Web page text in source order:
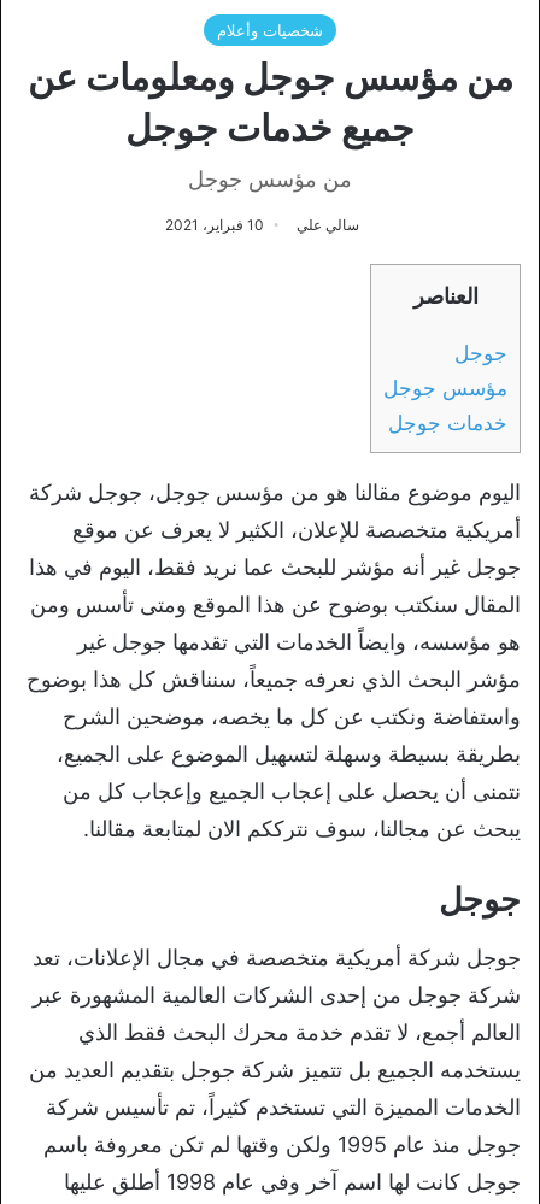
شخصيات وأعلام
من مؤسس جوجل ومعلومات عن
جميع خدمات جوجل
من مؤسس جوجل
سالي علي 10 فبراير، 2021
العناصر
جوجل
مؤسس جوجل
خدمات جوجل
اليوم موضوع مقالنا هو من مؤسس جوجل، جوجل شركة
أمريكية متخصصة للإعلان، الكثير لا يعرف عن موقع
جوجل غير أنه مؤشر للبحث عما نريد فقط، اليوم في هذا
المقال سنكتب بوضوح عن هذا الموقع ومتى تأسس ومن
هو مؤسسه، وايضاً الخدمات التي تقدمها جوجل غير
مؤشر البحث الذي نعرفه جميعاً، سنناقش كل هذا بوضوح
واستفاضة ونكتب عن كل ما يخصه، موضحين الشرح
بطريقة بسيطة وسهلة لتسهيل الموضوع على الجميع،
نتمنى أن يحصل على إعجاب الجميع وإعجاب كل من
يبحث عن مجالنا، سوف نترككم الان لمتابعة مقالنا.
جوجل
جوجل شركة أمريكية متخصصة في مجال الإعلانات، تعد
شركة جوجل من إحدى الشركات العالمية المشهورة عبر
العالم أجمع، لا تقدم خدمة محرك البحث فقط الذي
يستخدمه الجميع بل تتميز شركة جوجل بتقديم العديد من
الخدمات المميزة التي تستخدم كثيراً، تم تأسيس شركة
جوجل منذ عام 1995 ولكن وقتها لم تكن معروفة باسم
جوجل كانت لها اسم آخر وفي عام 1998 أطلق عليها